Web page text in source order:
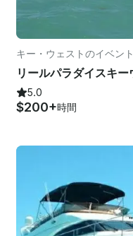
キー・ウェストのイベント
5.0
$200+時間